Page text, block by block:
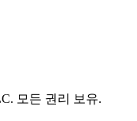
모든 권리 보유.​​